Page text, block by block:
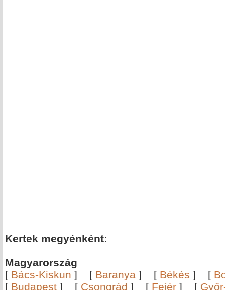
Kertek megyénként:
Magyarország
[ Bács-Kiskun ] [ Baranya ] [ Békés ] [
[ Budapest ] [ Csongrád ] [ Fejér ] [